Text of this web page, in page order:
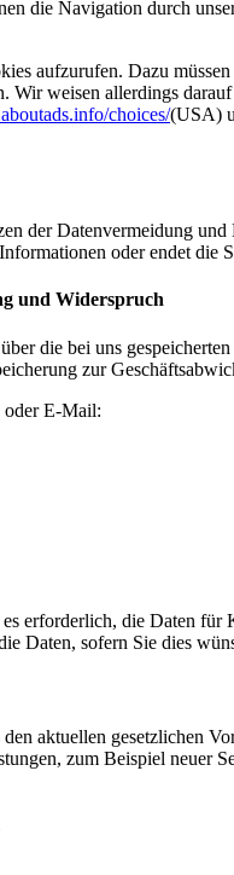
die Navigation durch
aufzurufen. Dazu
weisen allerdings
choices/(USA)
der Datenvermeidung
oder endet die
und Widerspruch
die bei uns
zur
oder E-Mail:
erforderlich, die Daten
Daten, sofern Sie dies
aktuellen gesetzlichen
zum Beispiel neuer